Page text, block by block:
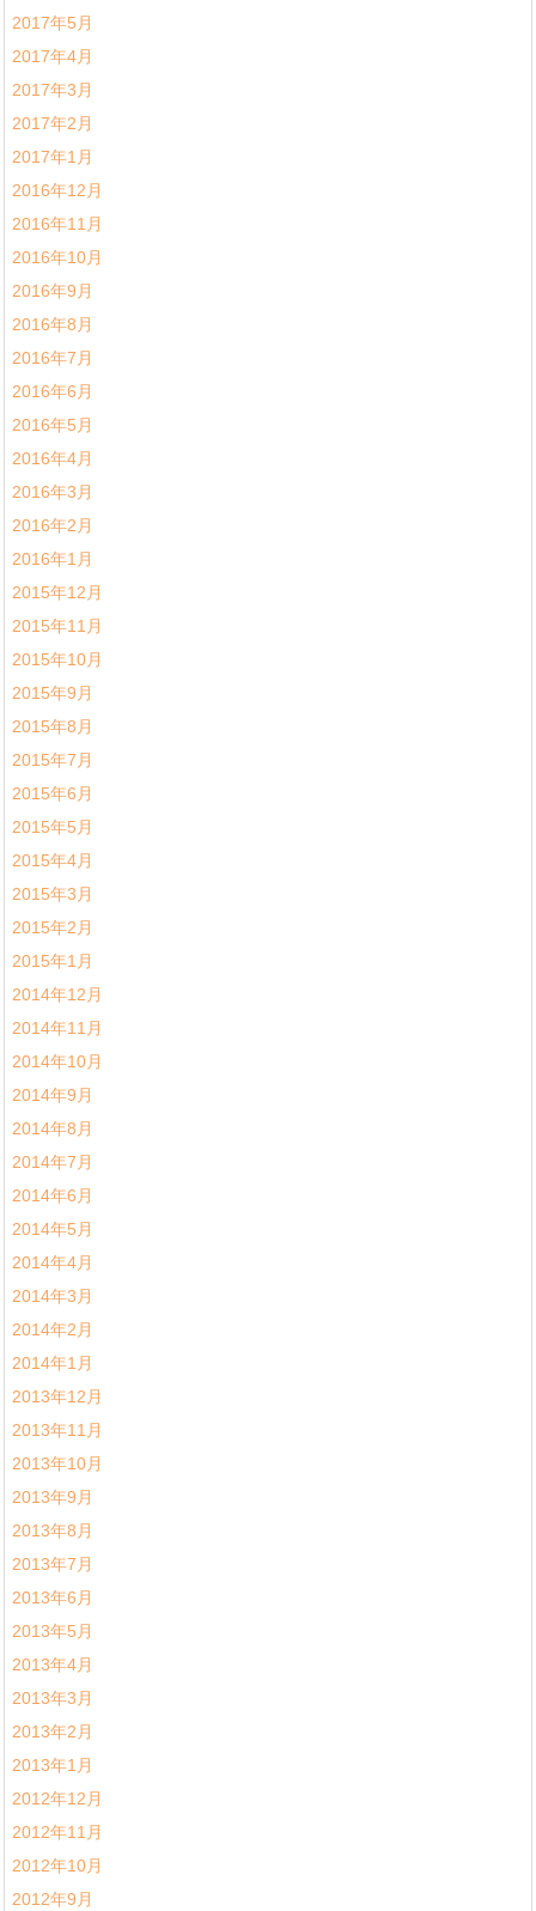
2017年5月
2017年4月
2017年3月
2017年2月
2017年1月
2016年12月
2016年11月
2016年10月
2016年9月
2016年8月
2016年7月
2016年6月
2016年5月
2016年4月
2016年3月
2016年2月
2016年1月
2015年12月
2015年11月
2015年10月
2015年9月
2015年8月
2015年7月
2015年6月
2015年5月
2015年4月
2015年3月
2015年2月
2015年1月
2014年12月
2014年11月
2014年10月
2014年9月
2014年8月
2014年7月
2014年6月
2014年5月
2014年4月
2014年3月
2014年2月
2014年1月
2013年12月
2013年11月
2013年10月
2013年9月
2013年8月
2013年7月
2013年6月
2013年5月
2013年4月
2013年3月
2013年2月
2013年1月
2012年12月
2012年11月
2012年10月
2012年9月